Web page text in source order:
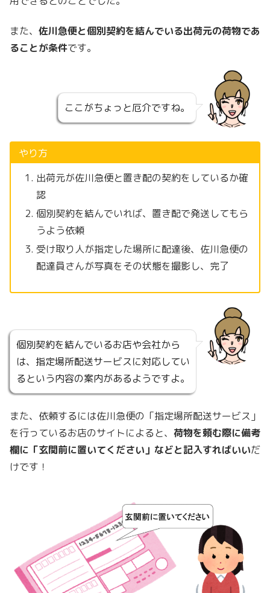
また、 佐川急便と個別契約を結んでいる出荷元の荷物であ
ることが条件です。
ここがちょっと厄介ですね。
やり方
出荷元が佐川急便と置き配の契約をしているか確
認
個別契約を結んでいれば、置き配で発送してもら
うよう依頼
受け取り人が指定した場所に配達後、佐川急便の
配達員さんが写真をその状態を撮影し、完了
個別契約を結んでいるお店や会社から
は、指定場所配送サービスに対応してい
るという内容の案内があるようですよ。
また、依頼するには佐川急便の「指定場所配送サービス」
を行っているお店のサイトによると、 荷物を頼む際に備考
欄に「玄関前に置いてください」などと記入すればいいだ
けです！